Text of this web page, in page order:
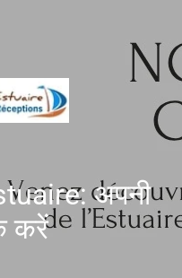
अपनी
करें